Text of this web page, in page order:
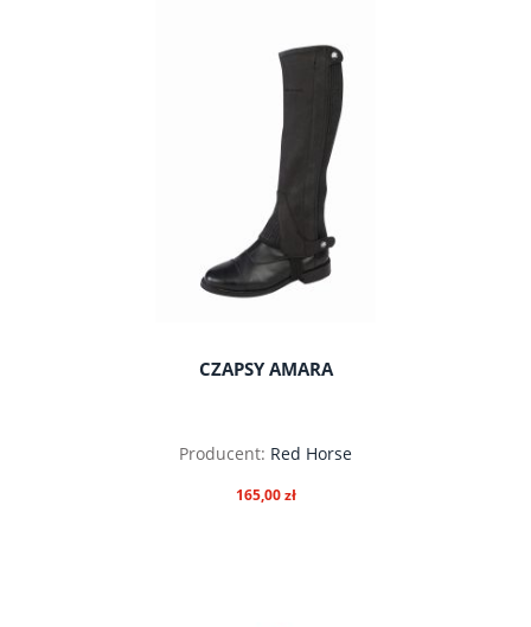
CZAPSY AMARA
Producent: Red Horse
165,00 zł